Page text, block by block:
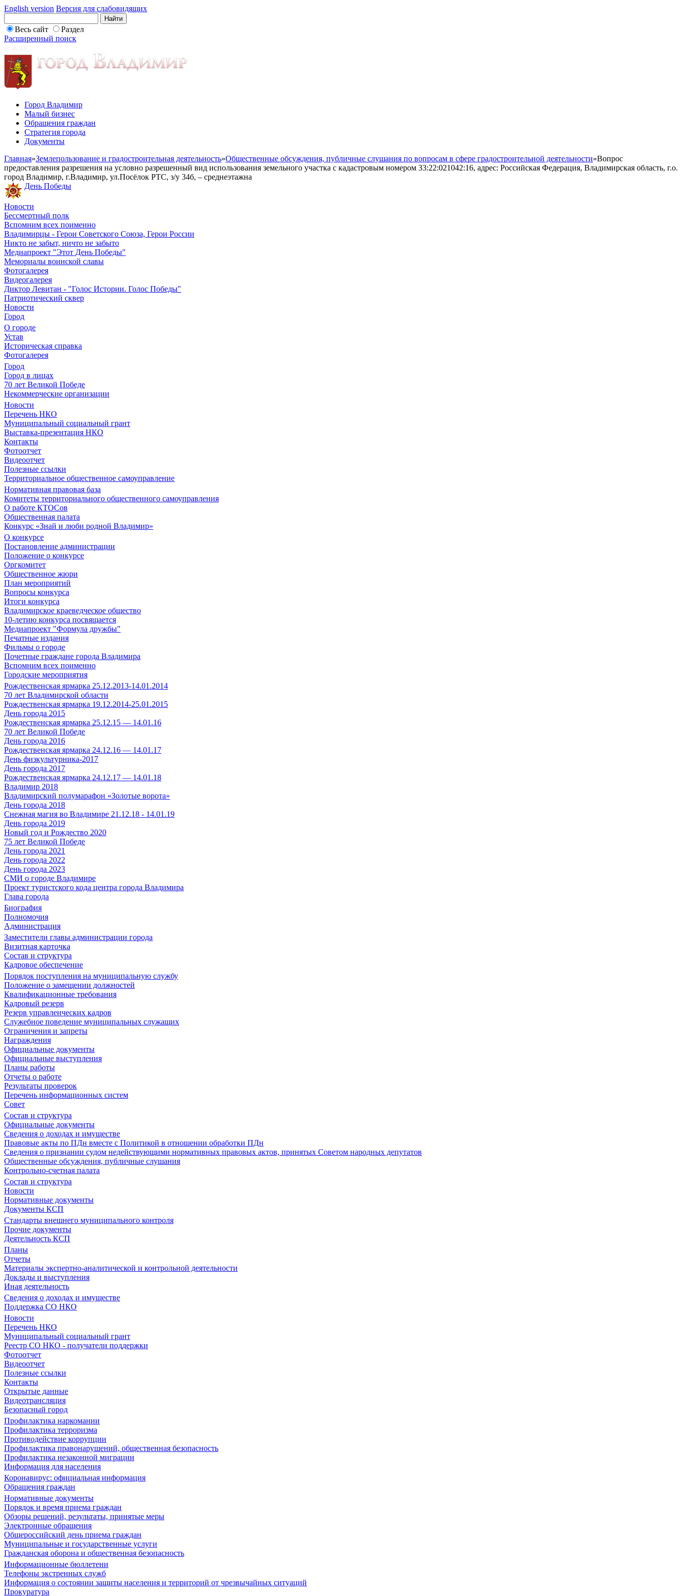
English version Версия для слабовидящих
Весь сайт
Раздел
Расширенный поиск
Город Владимир
Малый бизнес
Обращения граждан
Стратегия города
Документы
Главная»Землепользование и градостроительная деятельность»Общественные обсуждения, публичные слушания по вопросам в сфере градостроительной деятельности»Вопрос
предоставления разрешения на условно разрешенный вид использования земельного участка с кадастровым номером 33:22:021042:16, адрес: Российская Федерация, Владимирская область, г.о.
город Владимир, г.Владимир, ул.Посёлок РТС, з/у 34б, – среднеэтажна
День Победы
Новости
Бессмертный полк
Вспомним всех поименно
Владимирцы - Герои Советского Союза, Герои России
Никто не забыт, ничто не забыто
Медиапроект "Этот День Победы"
Мемориалы воинской славы
Фотогалерея
Видеогалерея
Диктор Левитан - "Голос Истории. Голос Победы"
Патриотический сквер
Новости
Город
О городе
Устав
Историческая справка
Фотогалерея
Город
Город в лицах
70 лет Великой Победе
Некоммерческие организации
Новости
Перечень НКО
Муниципальный социальный грант
Выставка-презентация НКО
Контакты
Фотоотчет
Видеоотчет
Полезные ссылки
Территориальное общественное самоуправление
Нормативная правовая база
Комитеты территориального общественного самоуправления
О работе КТОСов
Общественная палата
Конкурс «Знай и люби родной Владимир»
О конкурсе
Постановление администрации
Положение о конкурсе
Оргкомитет
Общественное жюри
План мероприятий
Вопросы конкурса
Итоги конкурса
Владимирское краеведческое общество
10-летию конкурса посвящается
Медиапроект "Формула дружбы"
Печатные издания
Фильмы о городе
Почетные граждане города Владимира
Вспомним всех поименно
Городские мероприятия
Рождественская ярмарка 25.12.2013-14.01.2014
70 лет Владимирской области
Рождественская ярмарка 19.12.2014-25.01.2015
День города 2015
Рождественская ярмарка 25.12.15 — 14.01.16
70 лет Великой Победе
День города 2016
Рождественская ярмарка 24.12.16 — 14.01.17
День физкультурника-2017
День города 2017
Рождественская ярмарка 24.12.17 — 14.01.18
Владимир 2018
Владимирский полумарафон «Золотые ворота»
День города 2018
Снежная магия во Владимире 21.12.18 - 14.01.19
День города 2019
Новый год и Рождество 2020
75 лет Великой Победе
День города 2021
День города 2022
День города 2023
СМИ о городе Владимире
Проект туристского кода центра города Владимира
Глава города
Биография
Полномочия
Администрация
Заместители главы администрации города
Визитная карточка
Состав и структура
Кадровое обеспечение
Порядок поступления на муниципальную службу
Положение о замещении должностей
Квалификационные требования
Кадровый резерв
Резерв управленческих кадров
Служебное поведение муниципальных служащих
Ограничения и запреты
Награждения
Официальные документы
Официальные выступления
Планы работы
Отчеты о работе
Результаты проверок
Перечень информационных систем
Совет
Состав и структура
Официальные документы
Сведения о доходах и имуществе
Правовые акты по ПДн вместе с Политикой в отношении обработки ПДн
Сведения о признании судом недействующими нормативных правовых актов, принятых Советом народных депутатов
Общественные обсуждения, публичные слушания
Контрольно-счетная палата
Состав и структура
Новости
Нормативные документы
Документы КСП
Стандарты внешнего муниципального контроля
Прочие документы
Деятельность КСП
Планы
Отчеты
Материалы экспертно-аналитической и контрольной деятельности
Доклады и выступления
Иная деятельность
Сведения о доходах и имуществе
Поддержка СО НКО
Новости
Перечень НКО
Муниципальный социальный грант
Реестр СО НКО - получатели поддержки
Фотоотчет
Видеоотчет
Полезные ссылки
Контакты
Открытые данные
Видеотрансляция
Безопасный город
Профилактика наркомании
Профилактика терроризма
Противодействие коррупции
Профилактика правонарушений, общественная безопасность
Профилактика незаконной миграции
Информация для населения
Коронавирус: официальная информация
Обращения граждан
Нормативные документы
Порядок и время приема граждан
Обзоры решений, результаты, принятые меры
Электронные обращения
Общероссийский день приема граждан
Муниципальные и государственные услуги
Гражданская оборона и общественная безопасность
Информационные бюллетени
Телефоны экстренных служб
Информация о состоянии защиты населения и территорий от чрезвычайных ситуаций
Прокуратура